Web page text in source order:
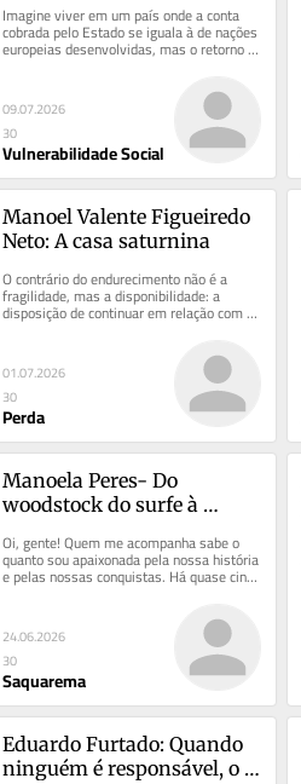
lanterna global
Imagine viver em um país onde a conta
cobrada pelo Estado se iguala à de nações
europeias desenvolvidas, mas o retorno
prático se assemelha ao de...
09.07.2026
30
Vulnerabilidade Social
Manoel Valente Figueiredo
Neto: A casa saturnina
O contrário do endurecimento não é a
fragilidade, mas a disponibilidade: a
disposição de continuar em relação com
aquilo que não controlamos,...
01.07.2026
30
Perda
Manoela Peres- Do
woodstock do surfe à
de Saquarema para o
esporte e a economia
Oi, gente! Quem me acompanha sabe o
quanto sou apaixonada pela nossa história
e pelas nossas conquistas. Há quase cinco
décadas, no icônico verão...
24.06.2026
30
Saquarema
Eduardo Furtado: Quando
ninguém é responsável, o